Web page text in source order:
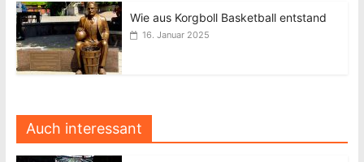
Wie aus Korgboll Basketball entstand
16. Januar 2025
Auch interessant